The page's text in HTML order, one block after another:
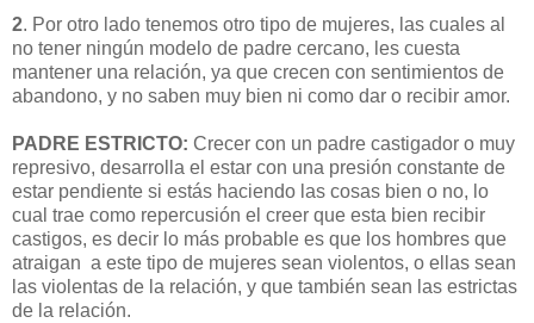
2. Por otro lado tenemos otro tipo de mujeres, las cuales al
no tener ningún modelo de padre cercano, les cuesta
mantener una relación, ya que crecen con sentimientos de
abandono, y no saben muy bien ni como dar o recibir amor.
PADRE ESTRICTO: Crecer con un padre castigador o muy
represivo, desarrolla el estar con una presión constante de
estar pendiente si estás haciendo las cosas bien o no, lo
cual trae como repercusión el creer que esta bien recibir
castigos, es decir lo más probable es que los hombres que
atraigan a este tipo de mujeres sean violentos, o ellas sean
las violentas de la relación, y que también sean las estrictas
de la relación.